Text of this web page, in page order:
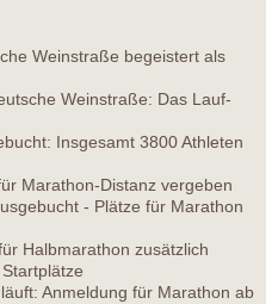
Weinstraße begeistert als
Weinstraße: Das Lauf-
Insgesamt 3800 Athleten
Marathon-Distanz vergeben
- Plätze für Marathon
Halbmarathon zusätzlich
Anmeldung für Marathon ab